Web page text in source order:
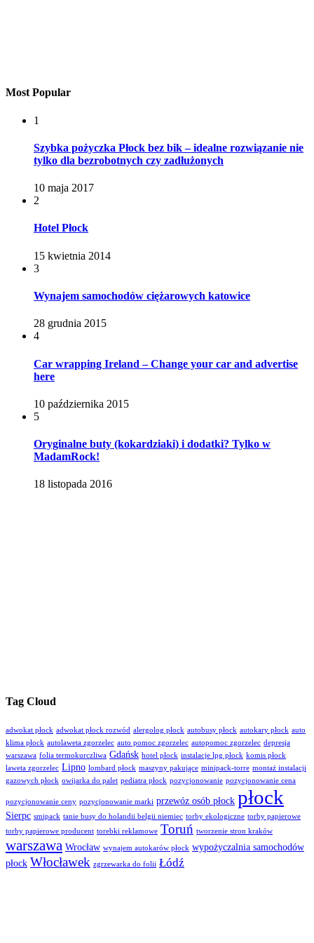
Most Popular
1
Szybka pożyczka Płock bez bik – idealne rozwiązanie nie
tylko dla bezrobotnych czy zadłużonych
10 maja 2017
2
Hotel Płock
15 kwietnia 2014
3
Wynajem samochodów ciężarowych katowice
28 grudnia 2015
4
Car wrapping Ireland – Change your car and advertise
here
10 października 2015
5
Oryginalne buty (kokardziaki) i dodatki? Tylko w
MadamRock!
18 listopada 2016
Tag Cloud
adwokat płock adwokat płock rozwód alergolog płock autobusy płock autokary płock auto
klima płock autolaweta zgorzelec auto pomoc zgorzelec autopomoc zgorzelec depresja
warszawa folia termokurczliwa Gdańsk hotel płock instalacje lpg płock komis płock
laweta zgorzelec Lipno lombard płock maszyny pakujące minipack-torre montaż instalacji
gazowych płock owijarka do palet pediatra płock pozycjonowanie pozycjonowanie cena
pozycjonowanie ceny pozycjonowanie marki przewóz osób płock płock
Sierpc smipack tanie busy do holandii belgii niemiec torby ekologiczne torby papierowe
torby papierowe producent torebki reklamowe Toruń tworzenie stron kraków
warszawa Wrocław wynajem autokarów płock wypożyczalnia samochodów
płock Włocławek zgrzewarka do folii Łódź